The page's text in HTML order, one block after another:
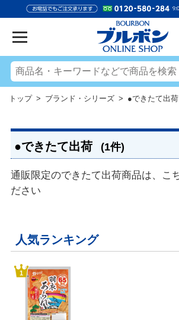
トップ> ブランド・シリーズ > ●できたて出荷
●できたて出荷 (1件)
通販限定のできたて出荷商品は、こ
ださい
人気ランキング
1